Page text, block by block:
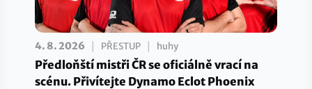
4. 8. 2026 PŘESTUP huhy
Předloňští mistři ČR se oficiálně vrací na
scénu. Přivítejte Dynamo Eclot Phoenix